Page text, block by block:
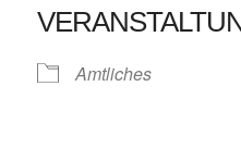
Amtliches